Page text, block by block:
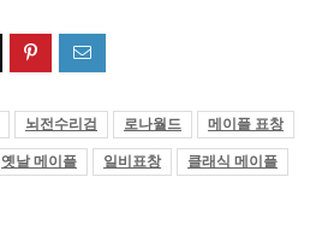
뇌전수리검 로나월드 메이플 표창
옛날 메이플 일비표창 클래식 메이플